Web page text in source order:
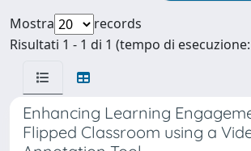
Mostra
records
Risultati 1 - 1 di 1 (tempo di
Enhancing Learning
Flipped Classroom using a